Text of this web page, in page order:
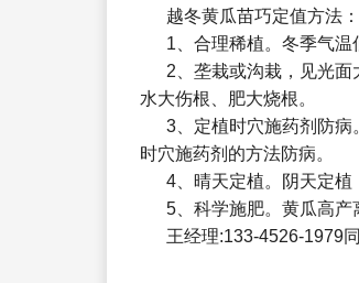
越冬黄瓜苗巧定值方法：
1、合理稀植。冬季气
2、垄栽或沟栽，见光
水大伤根、肥大烧根。
3、定植时穴施药剂防
时穴施药剂的方法防病。
4、晴天定植。阴天定植
5、科学施肥。黄瓜高产
王经理:133-4526-1979